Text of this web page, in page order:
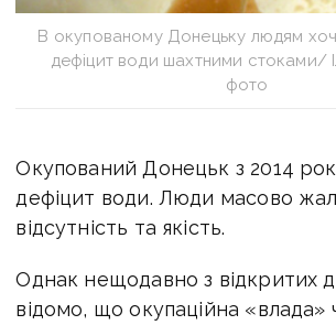
В окупованому Донецьку людям
дефіцит води шахтними стоками/
фото
Окупований Донецьк з 2014
дефіцит води. Люди масово
відсутність та якість.
Однак нещодавно з відкритих
відомо, що окупаційна «влада»